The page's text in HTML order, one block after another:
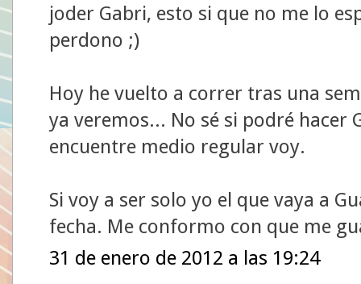
joder Gabri, esto si que no me lo
perdono ;)
Hoy he vuelto a correr tras una
ya veremos... No sé si podré hacer
encuentre medio regular voy.
Si voy a ser solo yo el que vaya a
fecha. Me conformo con que me
31 de enero de 2012 a las 19:24